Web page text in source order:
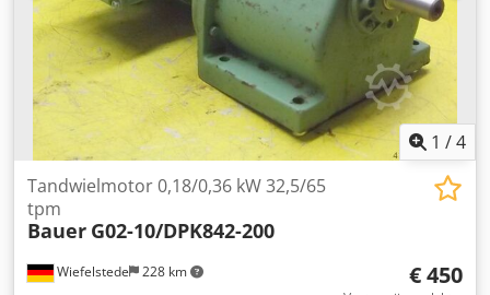
1 /4
Wiefelstede 228 km
Tandwielmotor 0,18/0,36 kW 32,5/65
tpm
Bauer G02-10/DPK842-200
€ 450